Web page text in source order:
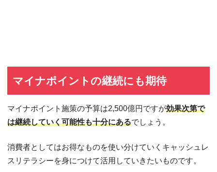
マイナポイントの継続にも期待
マイナポイント施策の予算は2,500億円ですが効果次第で
は継続していく可能性も十分にあるでしょう。
消費者としてはお得なものを使い分けていくキャッシュレ
スリテラシーを身につけて活用していきたいものです。